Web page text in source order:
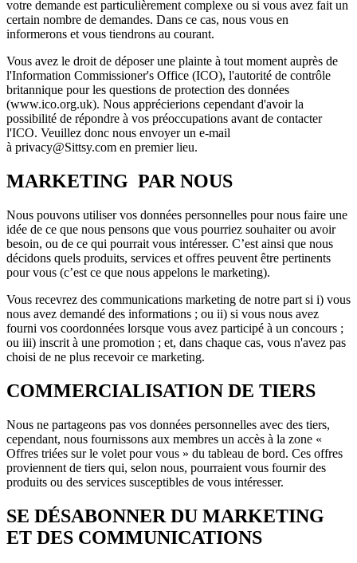
votre demande est particulièrement complexe ou si vous avez fait un
certain nombre de demandes. Dans ce cas, nous vous en
informerons et vous tiendrons au courant.
Vous avez le droit de déposer une plainte à tout moment auprès de
l'Information Commissioner's Office (ICO), l'autorité de contrôle
britannique pour les questions de protection des données
(www.ico.org.uk). Nous apprécierions cependant d'avoir la
possibilité de répondre à vos préoccupations avant de contacter
l'ICO. Veuillez donc nous envoyer un e-mail
à privacy@Sittsy.com en premier lieu.
MARKETING PAR NOUS
Nous pouvons utiliser vos données personnelles pour nous faire une
idée de ce que nous pensons que vous pourriez souhaiter ou avoir
besoin, ou de ce qui pourrait vous intéresser. C’est ainsi que nous
décidons quels produits, services et offres peuvent être pertinents
pour vous (c’est ce que nous appelons le marketing).
Vous recevrez des communications marketing de notre part si i) vous
nous avez demandé des informations ; ou ii) si vous nous avez
fourni vos coordonnées lorsque vous avez participé à un concours ;
ou iii) inscrit à une promotion ; et, dans chaque cas, vous n'avez pas
choisi de ne plus recevoir ce marketing.
COMMERCIALISATION DE TIERS
Nous ne partageons pas vos données personnelles avec des tiers,
cependant, nous fournissons aux membres un accès à la zone «
Offres triées sur le volet pour vous » du tableau de bord. Ces offres
proviennent de tiers qui, selon nous, pourraient vous fournir des
produits ou des services susceptibles de vous intéresser.
SE DÉSABONNER DU MARKETING
ET DES COMMUNICATIONS